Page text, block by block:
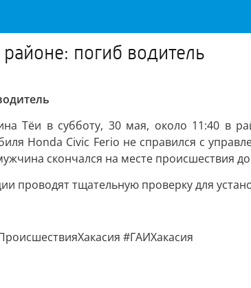
погиб водитель
Тёи в субботу, 30 мая, около 11:40
Honda Civic Ferio не справился с
скончался на месте происшествия
проводят тщательную проверку для
#ГАИХакасия